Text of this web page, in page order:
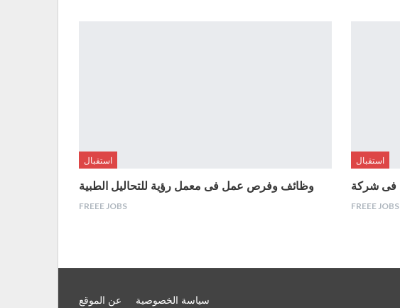
استقبال
وظائف وفرص عمل فى معمل رؤية للتحاليل الطبية
FREEE JOBS
استقبال
FREEE JOBS
عن الموقع سياسة الخصوصية